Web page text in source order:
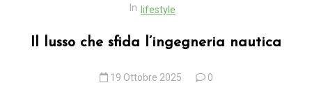
In lifestyle
Il lusso che sfida l’ingegneria nautica
19 Ottobre 2025 0